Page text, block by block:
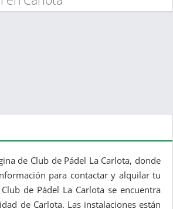
de Club de Pádel La Carlota, donde
para contactar y alquilar tu
de Pádel La Carlota se encuentra
de Carlota. Las instalaciones están